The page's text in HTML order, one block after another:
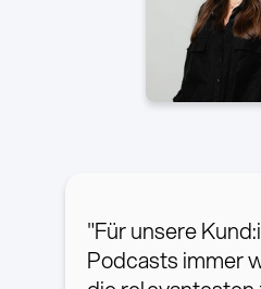
"Für unsere
Podcasts immer